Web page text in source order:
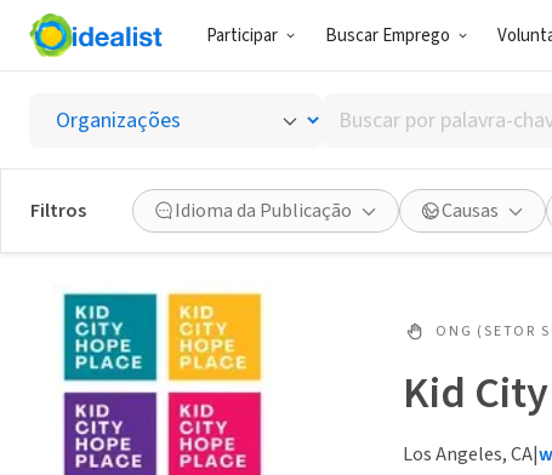
Participar Buscar Emprego
Buscar
por
palavra-
chave,
habilidades
ou
Filtros Idioma da Publicação Causas
ONG (SETOR
Kid
Los Angeles, CA|